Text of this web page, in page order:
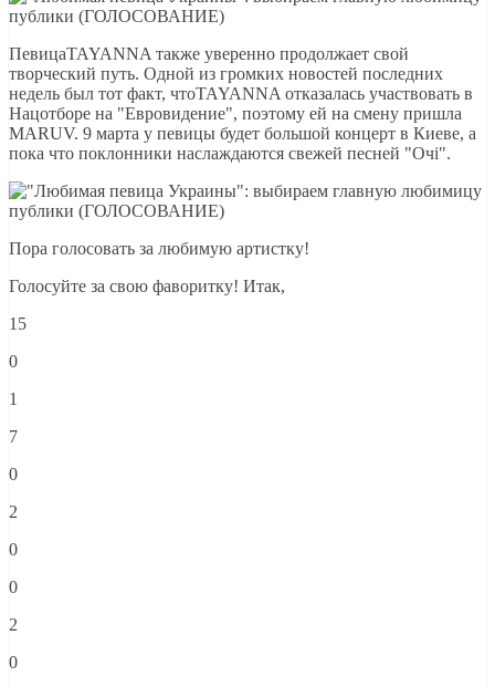
ПевицаTAYANNA также уверенно продолжает свой
творческий путь. Одной из громких новостей последних
недель был тот факт, чтоTAYANNA отказалась участвовать в
Нацотборе на "Евровидение", поэтому ей на смену пришла
MARUV. 9 марта у певицы будет большой концерт в Киеве, а
пока что поклонники наслаждаются свежей песней "Очі".
Пора голосовать за любимую артистку!
Голосуйте за свою фаворитку! Итак,
15
0
1
7
0
2
0
0
2
0